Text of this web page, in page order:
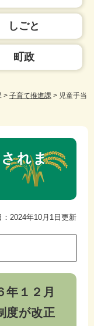
しごと
町政
> 子育て推進課 > 児童手当
れま
：2024年10月1日更新
年１２月
度が改正